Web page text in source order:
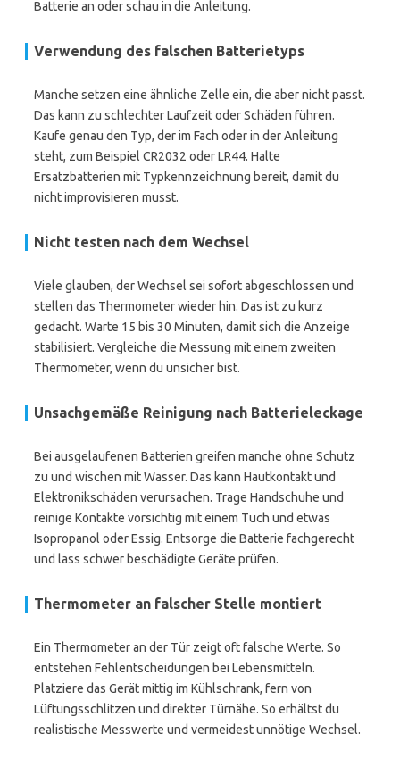
Batterie an oder schau in die Anleitung.
Verwendung des falschen Batterietyps
Manche setzen eine ähnliche Zelle ein, die aber nicht passt.
Das kann zu schlechter Laufzeit oder Schäden führen.
Kaufe genau den Typ, der im Fach oder in der Anleitung
steht, zum Beispiel CR2032 oder LR44. Halte
Ersatzbatterien mit Typkennzeichnung bereit, damit du
nicht improvisieren musst.
Nicht testen nach dem Wechsel
Viele glauben, der Wechsel sei sofort abgeschlossen und
stellen das Thermometer wieder hin. Das ist zu kurz
gedacht. Warte 15 bis 30 Minuten, damit sich die Anzeige
stabilisiert. Vergleiche die Messung mit einem zweiten
Thermometer, wenn du unsicher bist.
Unsachgemäße Reinigung nach Batterieleckage
Bei ausgelaufenen Batterien greifen manche ohne Schutz
zu und wischen mit Wasser. Das kann Hautkontakt und
Elektronikschäden verursachen. Trage Handschuhe und
reinige Kontakte vorsichtig mit einem Tuch und etwas
Isopropanol oder Essig. Entsorge die Batterie fachgerecht
und lass schwer beschädigte Geräte prüfen.
Thermometer an falscher Stelle montiert
Ein Thermometer an der Tür zeigt oft falsche Werte. So
entstehen Fehlentscheidungen bei Lebensmitteln.
Platziere das Gerät mittig im Kühlschrank, fern von
Lüftungsschlitzen und direkter Türnähe. So erhältst du
realistische Messwerte und vermeidest unnötige Wechsel.